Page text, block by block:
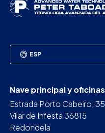
ESP
Nave principal y oficinas
Estrada Porto Cabeiro, 35
Vilar de Infesta 36815
Redondela